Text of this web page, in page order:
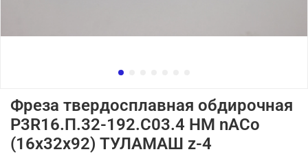
Фреза твердосплавная обдирочная
P3R16.П.32-192.C03.4 HM nACo
(16х32х92) ТУЛАМАШ z-4